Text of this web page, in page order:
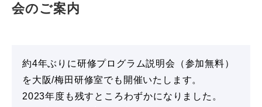
会のご案内
約4年ぶりに研修プログラム説明会（参加無料）
を大阪/梅田研修室でも開催いたします。
2023年度も残すところわずかになりました。